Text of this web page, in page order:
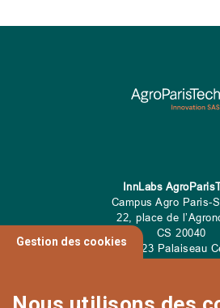
InnLabs
Campus Agro Paris-
22, place de
CS 20040
91 123 Palaiseau
Gestion des cookies